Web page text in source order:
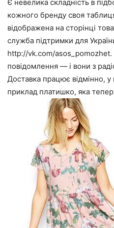
Є невелика складність в
кожного бренду своя
відображена на сторінці
служба підтримки для
http://vk.com/asos_pomozhet.
повідомлення — і вони з
Доставка працює відмінно, у
приклад платишко, яка